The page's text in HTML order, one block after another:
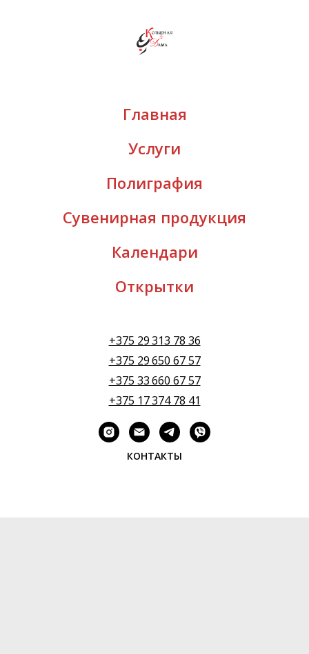
Главная
Услуги
Полиграфия
Сувенирная продукция
Календари
Открытки
+375 29 313 78 36
+375 29 650 67 57
+375 33 660 67 57
+375 17 374 78 41
КОНТАКТЫ